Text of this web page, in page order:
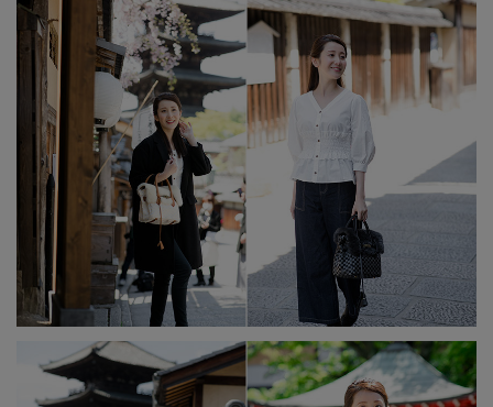
使用した製品特有の味わいとしてご理解
いただきましたうえ、ご購入くださいま
せ。
モニタで見る色合いと実際の色合いは異
なる場合があります。
当店は複数店舗で在庫を共有しているた
め、稀に在庫切れでもすぐページ上に反
映されずご注文可能になっていることが
ございます。
その際にはご迷惑をおかけいたしますが
ご了承ください。